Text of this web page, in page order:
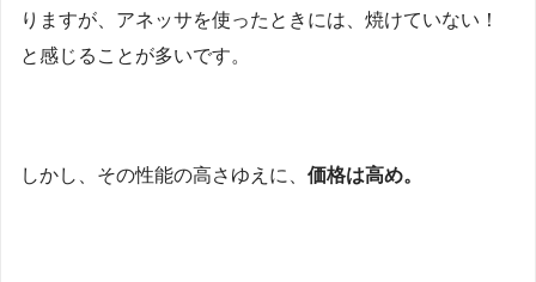
りますが、アネッサを使ったときには、焼けていない！
と感じることが多いです。
しかし、その性能の高さゆえに、 価格は高め。